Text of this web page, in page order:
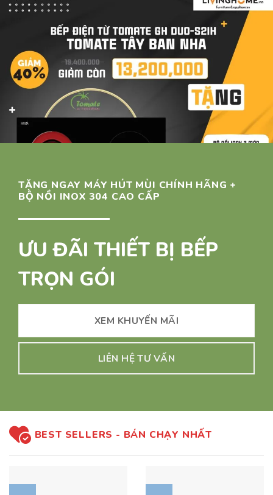
TẶNG NGAY MÁY HÚT MÙI CHÍNH HÃNG +
BỘ NỒI INOX 304 CAO CẤP
ƯU ĐÃI THIẾT BỊ BẾP
TRỌN GÓI
XEM KHUYẾN MÃI
LIÊN HỆ TƯ VẤN
BEST SELLERS - BÁN CHẠY NHẤT